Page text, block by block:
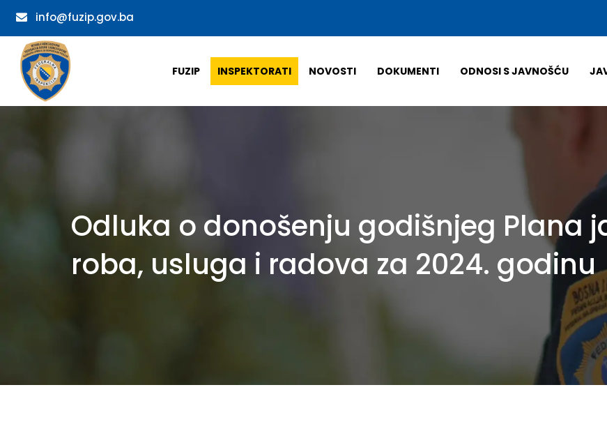
info@fuzip.gov.ba
FUZIP INSPEKTORATI NOVOSTI DOKUMENTI ODNOSI S JAVNOŠĆU
Odluka o donošenju godišnjeg Plana
roba, usluga i radova za 2024. godinu